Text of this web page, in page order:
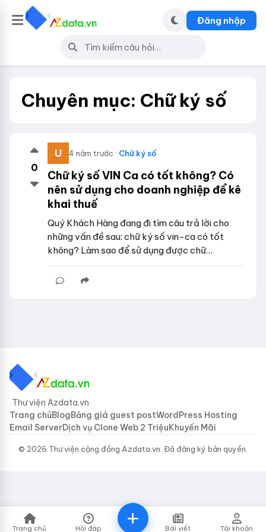
Đăng nhập
Chuyên mục: Chữ ký số
0
4 năm trước · Chữ ký số
Chữ ký số VIN Ca có tốt không? Có
nên sử dụng cho doanh nghiệp để kê
khai thuế
Quý Khách Hàng đang đi tìm câu trả lời cho
những vấn đề sau: chữ ký số vin-ca có tốt
không? Làm sao để sử dụng được chữ…
Thư viện Azdata.vn
Trang chủBlogBảng giá guest postWordPress Hosting
Email ServerDịch vụ Clone Web 2 TriệuKhuyến Mãi
© 2026 Thư viện cộng đồng Azdata.vn. Đã đăng ký bản quyền.
Trang chủ Hỏi đáp Bài viết Tài khoản